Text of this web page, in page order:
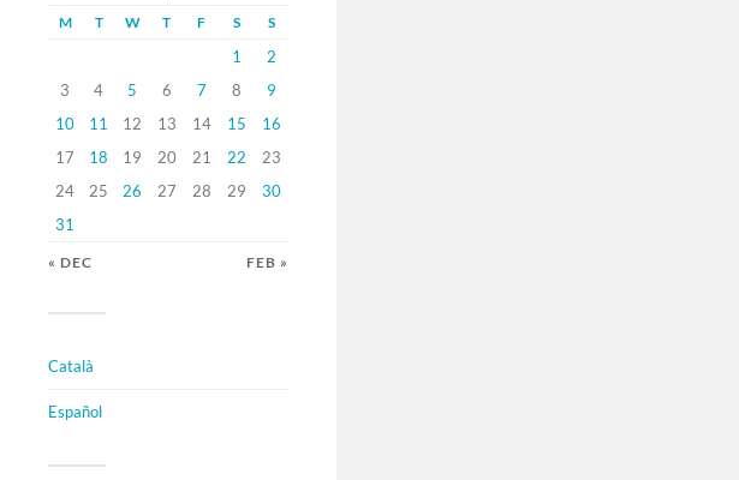
M T W T F S S
1
2
3
4 5 6 7 8
9
10
11 12 13 14 15
16
17
18 19 20 21 22
23
24
25 26 27 28 29
30
31
« DEC FEB »
Català
Español